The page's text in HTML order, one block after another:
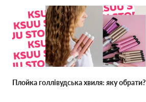
Плойка голлівудська хвиля: яку обрати?